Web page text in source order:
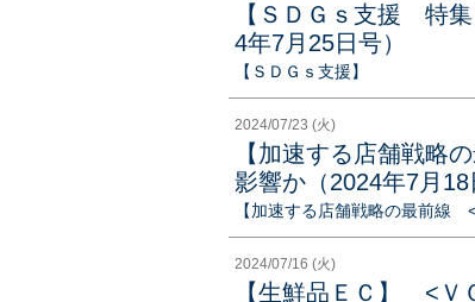
【ＳＤＧｓ支援 特
4年7月25日号）
【ＳＤＧｓ支援】
2024/07/23 (火)
【加速する店舗戦略
影響か（2024年7月18
【加速する店舗戦略の最前線
2024/07/16 (火)
【生鮮品ＥＣ】 <